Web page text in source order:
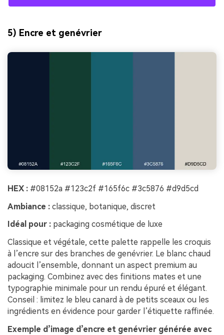
5) Encre et genévrier
HEX : #08152a #123c2f #165f6c #3c5876 #d9d5cd
Ambiance : classique, botanique, discret
Idéal pour : packaging cosmétique de luxe
Classique et végétale, cette palette rappelle les croquis
à l’encre sur des branches de genévrier. Le blanc chaud
adoucit l’ensemble, donnant un aspect premium au
packaging. Combinez avec des finitions mates et une
typographie minimale pour un rendu épuré et élégant.
Conseil : limitez le bleu canard à de petits sceaux ou les
ingrédients en évidence pour garder l’étiquette raffinée.
Exemple d’image d’encre et genévrier générée avec